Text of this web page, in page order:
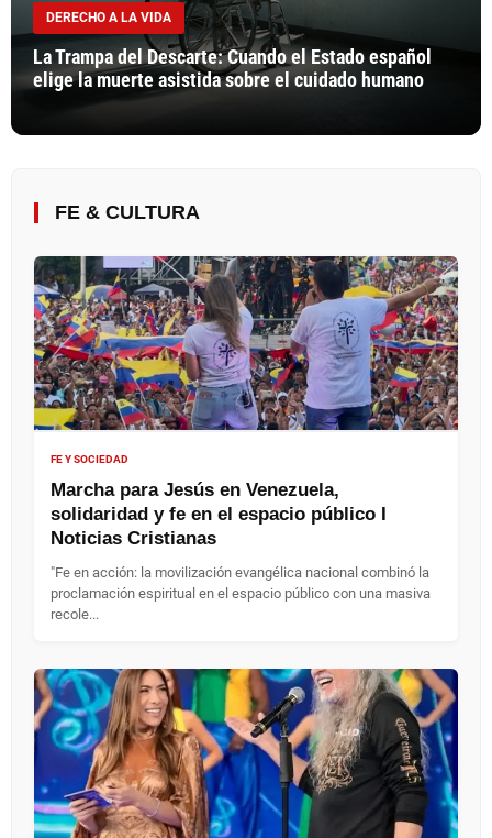
DERECHO A LA VIDA
La Trampa del Descarte: Cuando el Estado español
elige la muerte asistida sobre el cuidado humano
FE & CULTURA
FE Y SOCIEDAD
Marcha para Jesús en Venezuela,
solidaridad y fe en el espacio público I
Noticias Cristianas
"Fe en acción: la movilización evangélica nacional combinó la
proclamación espiritual en el espacio público con una masiva
recole...